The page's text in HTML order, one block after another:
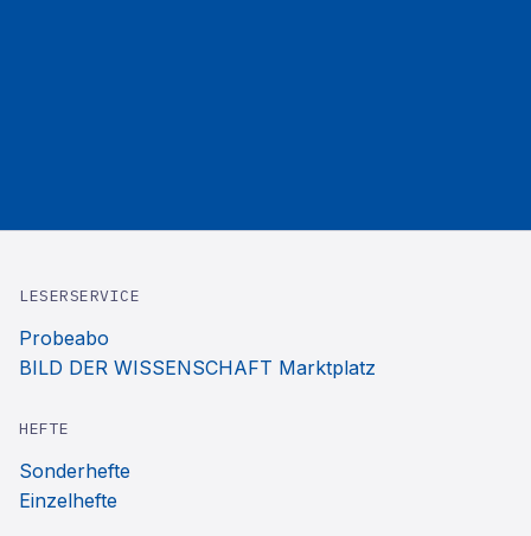
LESERSERVICE
Probeabo
BILD DER WISSENSCHAFT Marktplatz
HEFTE
Sonderhefte
Einzelhefte